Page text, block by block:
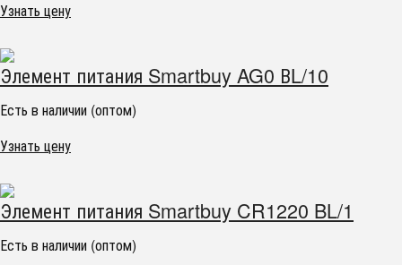
Узнать цену
Элемент питания Smartbuy AG0 ВL/10
Есть в наличии (оптом)
Узнать цену
Элемент питания Smartbuy CR1220 BL/1
Есть в наличии (оптом)